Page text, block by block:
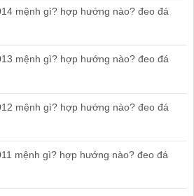
mệnh gì? hợp hướng nào? đeo đá
mệnh gì? hợp hướng nào? đeo đá
mệnh gì? hợp hướng nào? đeo đá
mệnh gì? hợp hướng nào? đeo đá